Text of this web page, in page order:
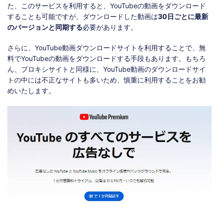
た、このサービスを利用すると、YouTubeの動画をダウンロード
することも可能ですが、ダウンロードした動画は30日ごとに最新
のバージョンと同期する必要があります。
さらに、YouTube動画ダウンロードサイトを利用することで、無
料でYouTubeの動画をダウンロードする手段もあります。もちろ
ん、プロキシサイトと同様に、YouTube動画のダウンロードサイ
トの中には不正なサイトも多いため、慎重に利用することをお勧
めいたします。